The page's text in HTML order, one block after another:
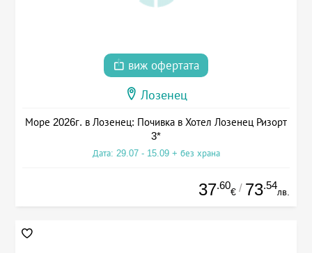
виж офертата
Лозенец
Море 2026г. в Лозенец: Почивка в Хотел Лозенец Ризорт
3*
Дата: 29.07 - 15.09 + без храна
37.60
€ / 73.54
лв.